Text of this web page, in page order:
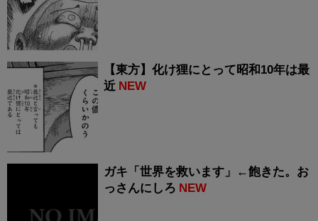
【東方】化け狸にとって昭和10年は最
近 NEW
ガキ「世界を救います」←飽きた。お
っさんにしろ NEW